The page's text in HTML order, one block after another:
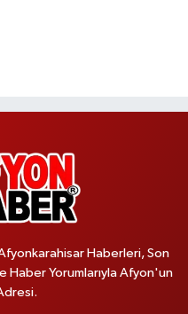
Haberleri, Son
Haber Yorumlarıyla Afyon'un